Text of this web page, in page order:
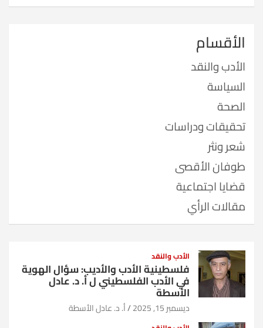
الأقسام
الأدب والنقد
السياسة
الصحة
تحقيقات ودراسات
شعر ونثر
طوفان الأقصى
قضايا اجتماعية
مقالات الرأي
الأدب والنقد
فلسطينية الأدب والأديب: سؤال الهوية
في الأدب الفلسطيني ل أ. د. عادل
الأسطة
ديسمبر 15, 2025 أ. د. عادل الأسطة